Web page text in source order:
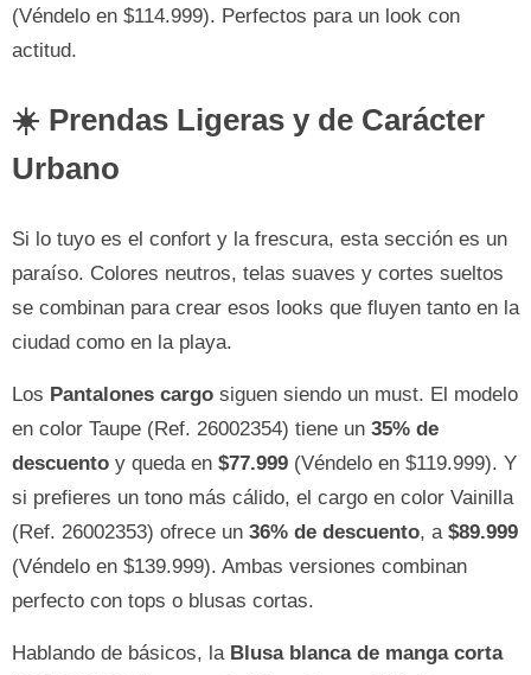
(Véndelo en $114.999). Perfectos para un look con
actitud.
☀️ Prendas Ligeras y de Carácter
Urbano
Si lo tuyo es el confort y la frescura, esta sección es un
paraíso. Colores neutros, telas suaves y cortes sueltos
se combinan para crear esos looks que fluyen tanto en la
ciudad como en la playa.
Los Pantalones cargo siguen siendo un must. El modelo
en color Taupe (Ref. 26002354) tiene un 35% de
descuento y queda en $77.999 (Véndelo en $119.999). Y
si prefieres un tono más cálido, el cargo en color Vainilla
(Ref. 26002353) ofrece un 36% de descuento, a $89.999
(Véndelo en $139.999). Ambas versiones combinan
perfecto con tops o blusas cortas.
Hablando de básicos, la Blusa blanca de manga corta